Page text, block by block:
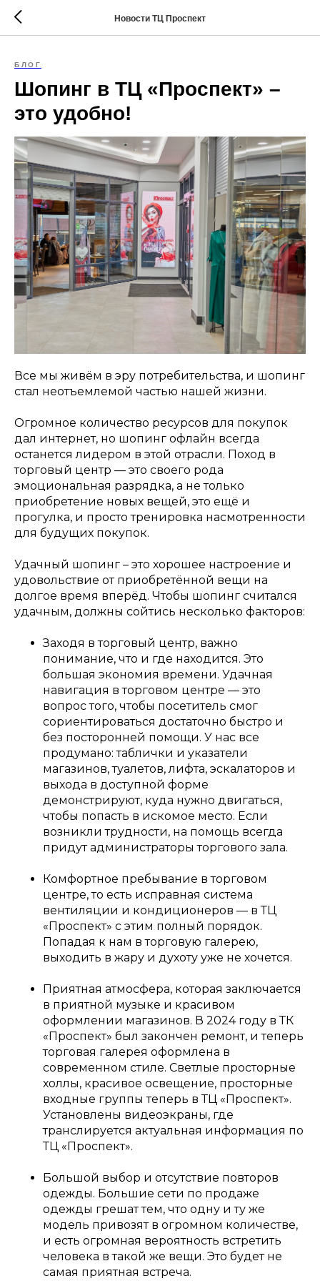
Новости ТЦ Проспект
БЛОГ
Шопинг в ТЦ «Проспект» –
это удобно!
Все мы живём в эру потребительства, и шопинг
стал неотъемлемой частью нашей жизни.
Огромное количество ресурсов для покупок
дал интернет, но шопинг офлайн всегда
останется лидером в этой отрасли. Поход в
торговый центр — это своего рода
эмоциональная разрядка, а не только
приобретение новых вещей, это ещё и
прогулка, и просто тренировка насмотренности
для будущих покупок.
Удачный шопинг – это хорошее настроение и
удовольствие от приобретённой вещи на
долгое время вперёд. Чтобы шопинг считался
удачным, должны сойтись несколько факторов:
Заходя в торговый центр, важно
понимание, что и где находится. Это
большая экономия времени. Удачная
навигация в торговом центре — это
вопрос того, чтобы посетитель смог
сориентироваться достаточно быстро и
без посторонней помощи. У нас все
продумано: таблички и указатели
магазинов, туалетов, лифта, эскалаторов и
выхода в доступной форме
демонстрируют, куда нужно двигаться,
чтобы попасть в искомое место. Если
возникли трудности, на помощь всегда
придут администраторы торгового зала.
Комфортное пребывание в торговом
центре, то есть исправная система
вентиляции и кондиционеров — в ТЦ
«Проспект» с этим полный порядок.
Попадая к нам в торговую галерею,
выходить в жару и духоту уже не хочется.
Приятная атмосфера, которая заключается
в приятной музыке и красивом
оформлении магазинов. В 2024 году в ТК
«Проспект» был закончен ремонт, и теперь
торговая галерея оформлена в
современном стиле. Светлые просторные
холлы, красивое освещение, просторные
входные группы теперь в ТЦ «Проспект».
Установлены видеоэкраны, где
транслируется актуальная информация по
ТЦ «Проспект».
Большой выбор и отсутствие повторов
одежды. Большие сети по продаже
одежды грешат тем, что одну и ту же
модель привозят в огромном количестве,
и есть огромная вероятность встретить
человека в такой же вещи. Это будет не
самая приятная встреча.